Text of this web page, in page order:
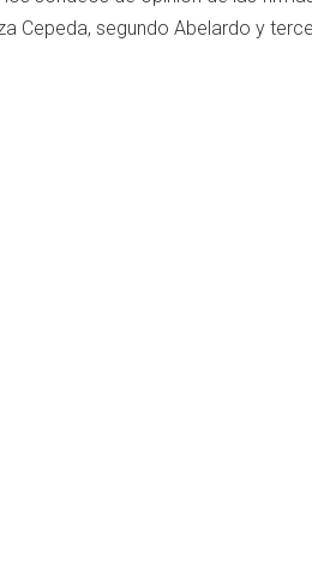
Cepeda, segundo Abelardo y